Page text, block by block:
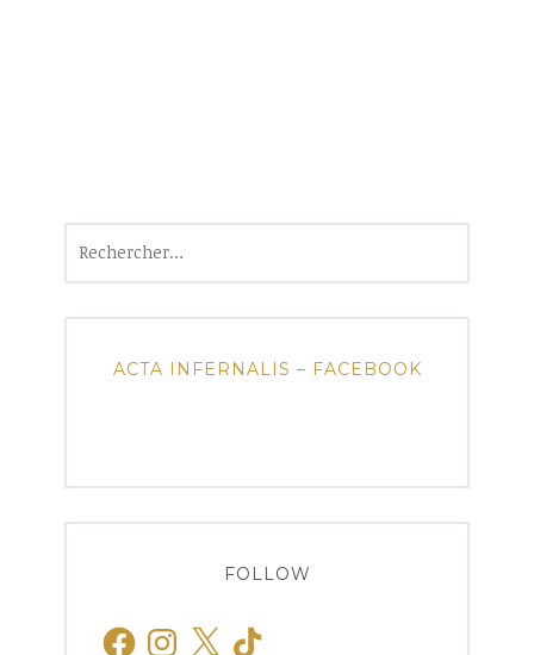
ACTA INFERNALIS – FACEBOOK
FOLLOW
FacebookInstagram
X TikTok